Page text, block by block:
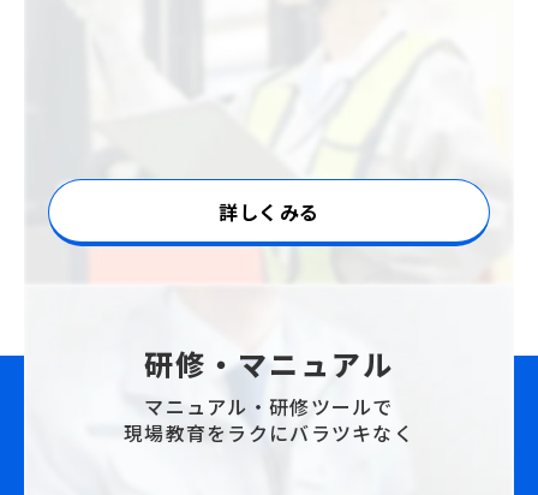
詳しくみる
研修・マニュアル
マニュアル・研修ツールで
現場教育をラクにバラツキなく